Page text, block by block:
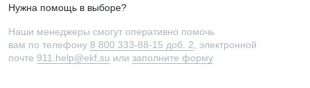
Нужна помощь в выборе?
Наши менеджеры смогут оперативно помочь
вам по телефону 8 800 333-88-15 доб. 2 , электронной
почте 911.help@ekf.su или заполните форму